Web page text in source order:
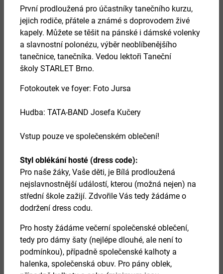
27.
08.
září 2026
První prodloužená pro účastníky tanečního kurzu,
jejich rodiče, přátele a známé s doprovodem živé
kapely. Můžete se těšit na pánské i dámské volenky
a slavnostní polonézu, výběr neoblíbenějšího
tanečnice, tanečníka. Vedou lektoři Taneční
školy STARLET Brno.
Fotokoutek ve foyer: Foto Jursa
Hudba: TATA-BAND Josefa Kučery
Vstup pouze ve společenském oblečení!
Styl oblékání hosté (dress code):
Pro naše žáky, Vaše děti, je Bílá prodloužená
nejslavnostnější událostí, kterou (možná nejen) na
střední škole zažijí. Zdvořile Vás tedy žádáme o
dodržení dress codu.
Pro hosty žádáme večerní společenské oblečení,
tedy pro dámy šaty (nejlépe dlouhé, ale není to
podmínkou), případně společenské kalhoty a
halenka, společenská obuv. Pro pány oblek,